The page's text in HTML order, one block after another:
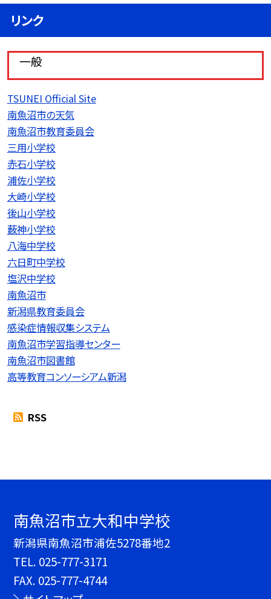
リンク
一般
TSUNEI Official Site
南魚沼市の天気
南魚沼市教育委員会
三用小学校
赤石小学校
浦佐小学校
大崎小学校
後山小学校
薮神小学校
八海中学校
六日町中学校
塩沢中学校
南魚沼市
新潟県教育委員会
感染症情報収集システム
南魚沼市学習指導センター
南魚沼市図書館
高等教育コンソーシアム新潟
RSS
南魚沼市立大和中学校
新潟県南魚沼市浦佐5278番地2
TEL. 025-777-3171
FAX. 025-777-4744